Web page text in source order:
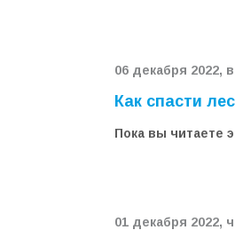
06 декабря 2022,
Как спасти
Пока вы читаете
01 декабря 2022,